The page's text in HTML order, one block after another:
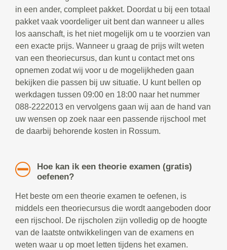
in een ander, compleet pakket. Doordat u bij een totaal
pakket vaak voordeliger uit bent dan wanneer u alles
los aanschaft, is het niet mogelijk om u te voorzien van
een exacte prijs. Wanneer u graag de prijs wilt weten
van een theoriecursus, dan kunt u contact met ons
opnemen zodat wij voor u de mogelijkheden gaan
bekijken die passen bij uw situatie. U kunt bellen op
werkdagen tussen 09:00 en 18:00 naar het nummer
088-2222013 en vervolgens gaan wij aan de hand van
uw wensen op zoek naar een passende rijschool met
de daarbij behorende kosten in Rossum.
Hoe kan ik een theorie examen (gratis)
oefenen?
Het beste om een theorie examen te oefenen, is
middels een theoriecursus die wordt aangeboden door
een rijschool. De rijscholen zijn volledig op de hoogte
van de laatste ontwikkelingen van de examens en
weten waar u op moet letten tijdens het examen.